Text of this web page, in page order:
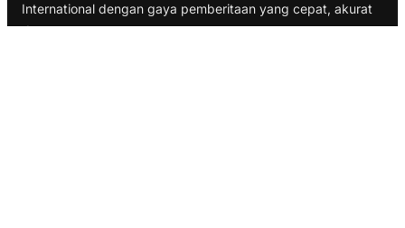
International dengan gaya pemberitaan yang cepat, akurat
dan terpercaya